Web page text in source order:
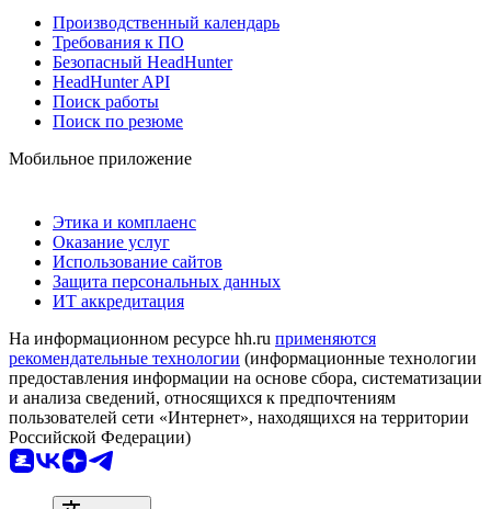
Производственный календарь
Требования к ПО
Безопасный HeadHunter
HeadHunter API
Поиск работы
Поиск по резюме
Мобильное приложение
Этика и комплаенс
Оказание услуг
Использование сайтов
Защита персональных данных
ИТ аккредитация
На информационном ресурсе hh.ru применяются
рекомендательные технологии (информационные технологии
предоставления информации на основе сбора, систематизации
и анализа сведений, относящихся к предпочтениям
пользователей сети «Интернет», находящихся на территории
Российской Федерации)